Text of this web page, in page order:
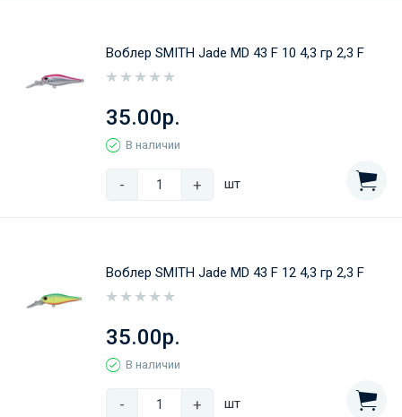
Воблер SMITH Jade MD 43 F 10 4,3 гр 2,3 F
35.00р.
В наличии
- + шт
Воблер SMITH Jade MD 43 F 12 4,3 гр 2,3 F
35.00р.
В наличии
- + шт